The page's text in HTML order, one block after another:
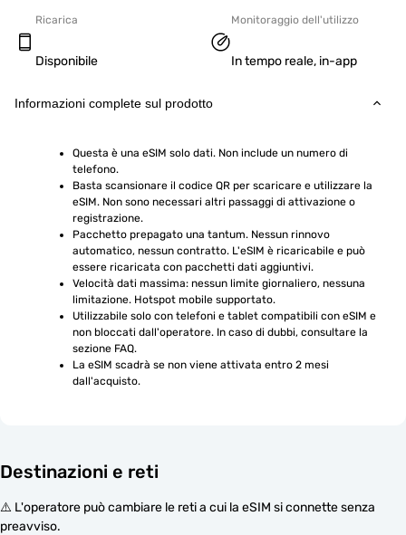
Ricarica
Disponibile
Monitoraggio dell'utilizzo
In tempo reale, in-app
Informazioni complete sul prodotto
Questa è una eSIM solo dati. Non include un numero di
telefono.
Basta scansionare il codice QR per scaricare e utilizzare la
eSIM. Non sono necessari altri passaggi di attivazione o
registrazione.
Pacchetto prepagato una tantum. Nessun rinnovo
automatico, nessun contratto. L'eSIM è ricaricabile e può
essere ricaricata con pacchetti dati aggiuntivi.
Velocità dati massima: nessun limite giornaliero, nessuna
limitazione. Hotspot mobile supportato.
Utilizzabile solo con telefoni e tablet compatibili con eSIM e
non bloccati dall'operatore. In caso di dubbi, consultare la
sezione FAQ.
La eSIM scadrà se non viene attivata entro 2 mesi
dall'acquisto.
Destinazioni e reti
⚠️ L'operatore può cambiare le reti a cui la eSIM si connette senza
preavviso.